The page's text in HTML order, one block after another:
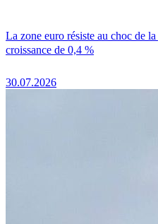
La zone euro résiste au choc de
croissance de 0,4 %
30.07.2026